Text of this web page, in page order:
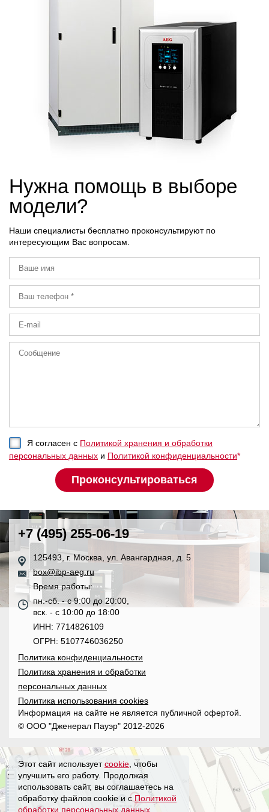
Нужна помощь в выборе
модели?
Наши специалисты бесплатно проконсультируют по
интересующим Вас вопросам.
Я согласен с Политикой хранения и обработки
персональных данных и Политикой конфиденциальности*
+7 (495) 255-06-19
125493, г. Москва, ул. Авангардная, д. 5
box@ibp-aeg.ru
Время работы:
пн.-сб. - с 9:00 до 20:00,
вск. - с 10:00 до 18:00
ИНН: 7714826109
ОГРН: 5107746036250
Политика конфиденциальности
Политика хранения и обработки
персональных данных
Политика использования cookies
Информация на сайте не является публичной офертой.
© ООО "Дженерал Пауэр" 2012-2026
Этот сайт используетcookie , чтобы
улучшить его работу. Продолжая
использовать сайт, вы соглашаетесь на
обработку файлов cookie и с Политикой
обработки персональных данных